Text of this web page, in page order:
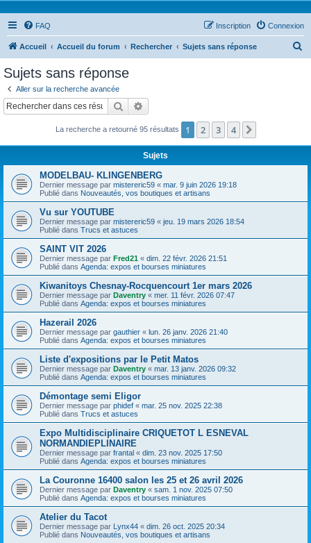
FAQ Connexion
Inscription
Accueil Accueil du forum Rechercher Sujets sans réponse
c
Sujets sans réponse
Aller sur la recherche avancée
Rechercher
La recherche a retourné 95 résultats 1 2 3 4
Sujets
MODELBAU- KLINGENBERG
Dernier message par mistereric59 « mar. 9 juin 2026 19:18
Publié dans Nouveautés, vos boutiques et artisans
Vu sur YOUTUBE
Dernier message par mistereric59 « jeu. 19 mars 2026 18:54
Publié dans Trucs et astuces
SAINT VIT 2026
Dernier message par Fred21 « dim. 22 févr. 2026 21:51
Publié dans Agenda: expos et bourses miniatures
Kiwanitoys Chesnay-Rocquencourt 1er mars 2026
Dernier message par Daventry « mer. 11 févr. 2026 07:47
Publié dans Agenda: expos et bourses miniatures
Hazerail 2026
Dernier message par gauthier « lun. 26 janv. 2026 21:40
Publié dans Agenda: expos et bourses miniatures
Liste d'expositions par le Petit Matos
Dernier message par Daventry « mar. 13 janv. 2026 09:32
Publié dans Agenda: expos et bourses miniatures
Démontage semi Eligor
Dernier message par phidef « mar. 25 nov. 2025 22:38
Publié dans Trucs et astuces
Expo Multidisciplinaire CRIQUETOT L ESNEVAL
NORMANDIEPLINAIRE
Dernier message par frantal « dim. 23 nov. 2025 17:50
Publié dans Agenda: expos et bourses miniatures
La Couronne 16400 salon les 25 et 26 avril 2026
Dernier message par Daventry « sam. 1 nov. 2025 07:50
Publié dans Agenda: expos et bourses miniatures
Atelier du Tacot
Dernier message par Lynx44 « dim. 26 oct. 2025 20:34
Publié dans Nouveautés, vos boutiques et artisans